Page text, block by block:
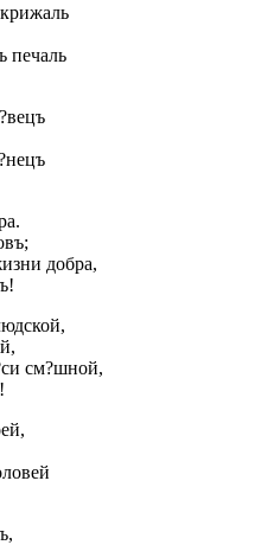
печаль
добра,
см?шной,